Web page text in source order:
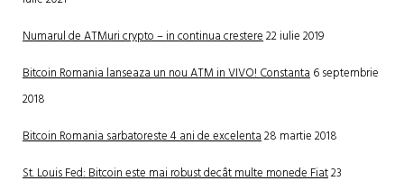
Numarul de ATMuri crypto – in continua crestere22 iulie 2019
Bitcoin Romania lanseaza un nou ATM in VIVO! Constanta6 septembrie
2018
Bitcoin Romania sarbatoreste 4 ani de excelenta28 martie 2018
St. Louis Fed: Bitcoin este mai robust decât multe monede Fiat23